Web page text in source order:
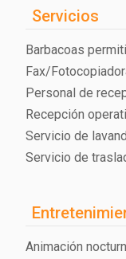
Servicios
Barbacoas
Fax/
Personal de
Recepción
Servicio de
Servicio de
Animación